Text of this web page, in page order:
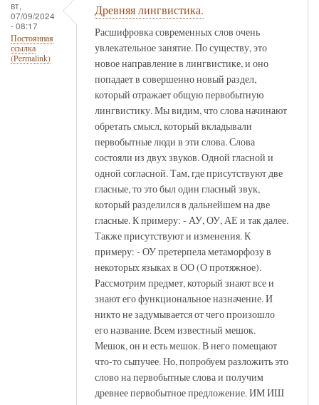
вт,
07/09/2024
- 08:17
Постоянная
ссылка
(Permalink)
Древняя лингвистика.
Расшифровка современных слов очень
увлекательное занятие. По существу, это
новое направление в лингвистике, и оно
попадает в совершенно новый раздел,
который отражает общую первобытную
лингвистику. Мы видим, что слова начинают
обретать смысл, который вкладывали
первобытные люди в эти слова. Слова
состояли из двух звуков. Одной гласной и
одной согласной. Там, где присутствуют две
гласные, то это был один гласный звук,
который разделился в дальнейшем на две
гласные. К примеру: - АУ, ОУ, АЕ и так далее.
Также присутствуют и изменения. К
примеру: - ОУ претерпела метаморфозу в
некоторых языках в ОО (О протяжное).
Рассмотрим предмет, который знают все и
знают его функциональное назначение. И
никто не задумывается от чего произошло
его название. Всем известный мешок.
Мешок, он и есть мешок. В него помещают
что-то сыпучее. Но, попробуем разложить это
слово на первобытные слова и получим
древнее первобытное предложение. ИМ ИШ